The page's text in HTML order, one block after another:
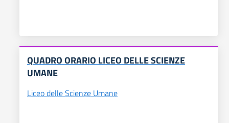
QUADRO ORARIO LICEO DELLE SCIENZE
UMANE
Liceo delle Scienze Umane